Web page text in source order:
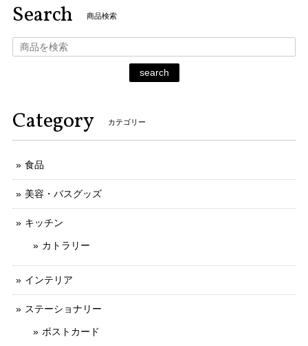
Search 商品検索
search
Category カテゴリー
食品
美容・バスグッズ
キッチン
カトラリー
インテリア
ステーショナリー
ポストカード